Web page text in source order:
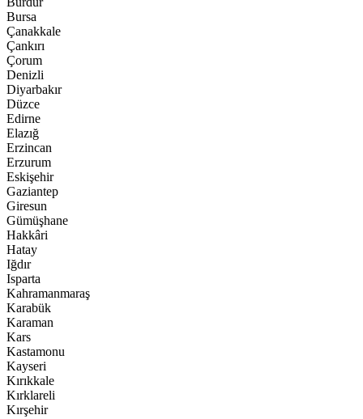
Bursa
Çanakkale
Çankırı
Çorum
Denizli
Diyarbakır
Düzce
Edirne
Elazığ
Erzincan
Erzurum
Eskişehir
Gaziantep
Giresun
Gümüşhane
Hakkâri
Hatay
Iğdır
Isparta
Kahramanmaraş
Karabük
Karaman
Kars
Kastamonu
Kayseri
Kırıkkale
Kırklareli
Kırşehir